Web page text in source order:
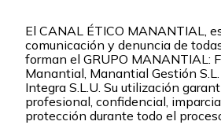
El CANAL ÉTICO MANANTIAL,
comunicación y denuncia de
forman el GRUPO MANANTIAL:
Manantial, Manantial Gestión
Integra S.L.U. Su utilización
profesional, confidencial,
protección durante todo el